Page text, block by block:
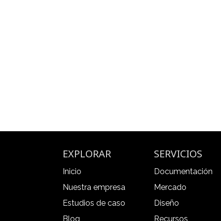
EXPLORAR
Inicio
Nuestra empresa
Estudios de caso
Blog
SERVICIOS
Documentación
Mercado
Diseño
Recursos